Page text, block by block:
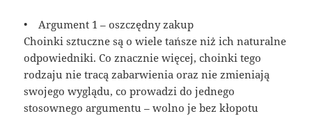
• Argument 1 – oszczędny zakup
Choinki sztuczne są o wiele tańsze niż ich naturalne
odpowiedniki. Co znacznie więcej, choinki tego
rodzaju nie tracą zabarwienia oraz nie zmieniają
swojego wyglądu, co prowadzi do jednego
stosownego argumentu – wolno je bez kłopotu